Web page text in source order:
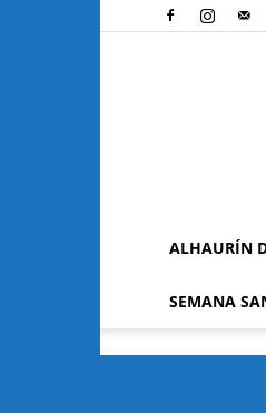
ALHAURÍN
SEMANA